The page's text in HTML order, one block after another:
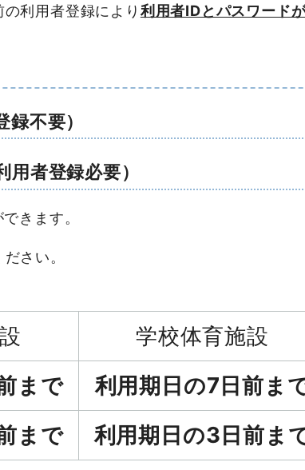
利用者登録により 利用者IDとパスワード
録不要）
用者登録必要）
きます。
さい。
学校体育施設
まで
利用期日の7日前ま
まで 利用期日の3日前ま